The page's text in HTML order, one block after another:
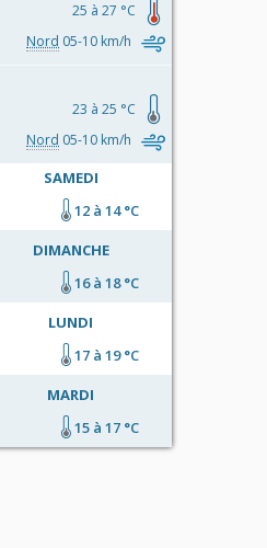
25 à 27 °C
Nord 05-10 km/h
23 à 25 °C
Nord 05-10 km/h
SAMEDI
12 à 14 °C
DIMANCHE
16 à 18 °C
LUNDI
17 à 19 °C
MARDI
15 à 17 °C